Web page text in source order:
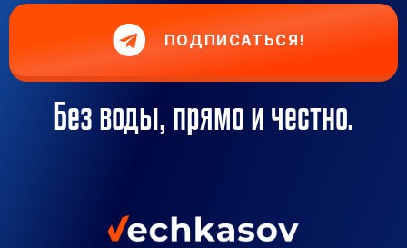
ПОДПИСАТЬСЯ!
Без воды, прямо и честно.